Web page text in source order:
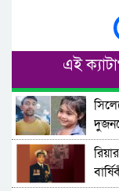
এই